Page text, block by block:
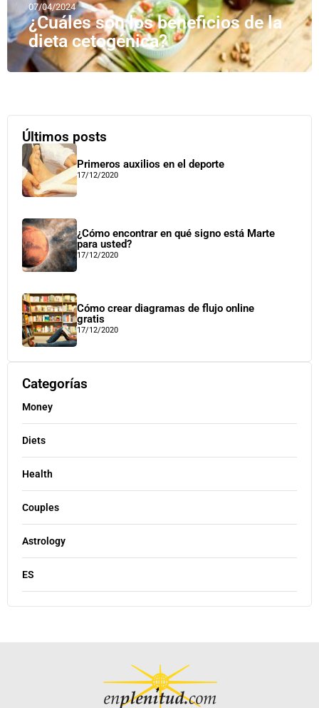
07/04/2024
¿Cuáles son los beneficios de la
dieta cetogénica?
Últimos posts
Primeros auxilios en el deporte
17/12/2020
¿Cómo encontrar en qué signo está Marte
para usted?
17/12/2020
Cómo crear diagramas de flujo online
gratis
17/12/2020
Categorías
Money
Diets
Health
Couples
Astrology
ES